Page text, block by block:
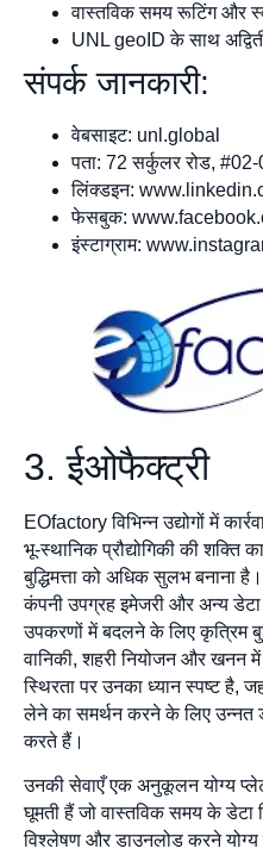
वास्तविक समय रूटिंग और
UNL geoID के साथ
संपर्क जानकारी:
वेबसाइट: unl.global
पता: 72 सर्कुलर रोड,
लिंक्डइन:
फेसबुक:
इंस्टाग्राम:
3. ईओफैक्ट्री
EOfactory विभिन्न उद्योगों में
भू-स्थानिक प्रौद्योगिकी की शक्ति
बुद्धिमत्ता को अधिक सुलभ बनाना
कंपनी उपग्रह इमेजरी और अन्य
उपकरणों में बदलने के लिए कृत्रिम
वानिकी, शहरी नियोजन और खनन
स्थिरता पर उनका ध्यान स्पष्ट है,
लेने का समर्थन करने के लिए उन्नत
करते हैं।
उनकी सेवाएँ एक अनुकूलन योग्य
घूमती हैं जो वास्तविक समय के
विश्लेषण और डाउनलोड करने